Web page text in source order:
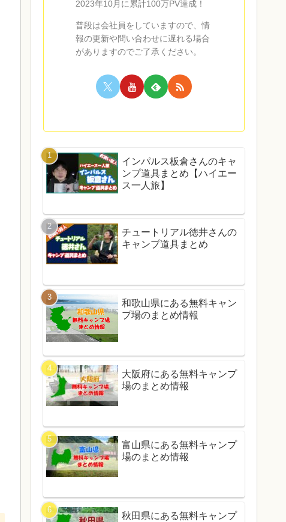
2023年10月に累計100万PV達成！
普段は会社員をしていますので、情
報の更新や問い合わせに遅れる場合
がありますのでご了承ください。
インパルス板倉さんのキャ
ンプ道具まとめ【ハイエー
ス一人旅】
チュートリアル徳井さんの
キャンプ道具まとめ
和歌山県にある無料キャン
プ場のまとめ情報
大阪府にある無料キャンプ
場のまとめ情報
富山県にある無料キャンプ
場のまとめ情報
秋田県にある無料キャンプ